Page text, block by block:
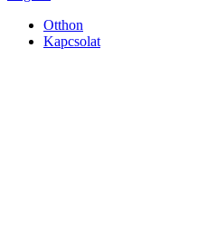
Otthon
Kapcsolat